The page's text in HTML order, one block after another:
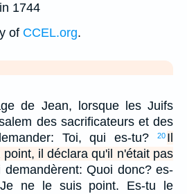
1744
of CCEL.org.
de Jean, lorsque les Juifs
des sacrificateurs et des
Toi, qui es-tu?
20 Il
il déclara qu'il n'était pas
demandèrent: Quoi donc? es-
ne le suis point. Es-tu le